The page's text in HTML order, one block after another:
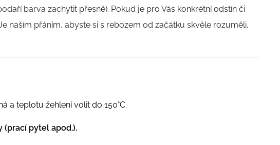
barva zachytit přesně). Pokud je pro Vás konkrétní odstín či
naším přáním, abyste si s rebozem od začátku skvěle rozuměli.
a teplotu žehlení volit do 150°C.
(prací pytel apod.).